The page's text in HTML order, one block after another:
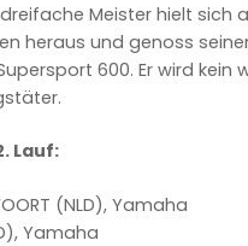
Meister hielt sich
heraus und genoss
600. Er wird kein
Lauf:
(NLD), Yamaha
Yamaha